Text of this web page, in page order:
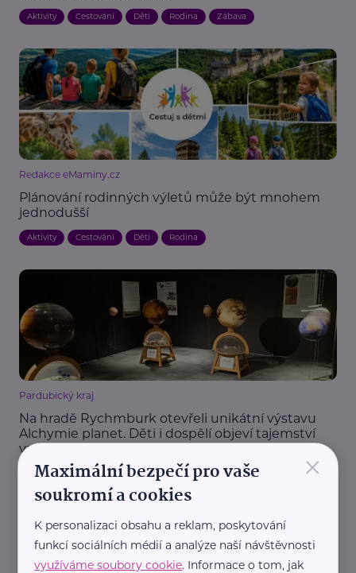
Aktivity Cestování Děti Rodina Zábava
Redakce eMaminy.cz
Plánování rodinných výletů může být mnohem
jednodušší
Aktivity Cestování Děti Rodina
Pardubický kraj
Na hradě Rychmburk otevřeli unikátní výstavu
Alchymie planet. Děti i dospělí objeví tajemství
vzniku vesmíru
Akce, Tip Aktivity Cestování Děti Kultura Vzdělání
Zábava
×
Maximální bezpečí pro vaše
soukromí a cookies
K personalizaci obsahu a reklam, poskytování
funkcí sociálních médií a analýze naší návštěvnosti
využíváme soubory cookie. Informace o tom, jak